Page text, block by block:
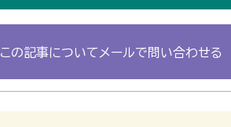
この記事についてメールで問い合わせる